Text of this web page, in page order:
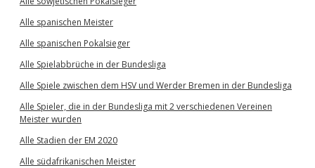
Alle spanischen Meister
Alle spanischen Pokalsieger
Alle Spielabbrüche in der Bundesliga
Alle Spiele zwischen dem HSV und Werder Bremen in der Bundesliga
Alle Spieler, die in der Bundesliga mit 2 verschiedenen Vereinen
Meister wurden
Alle Stadien der EM 2020
Alle südafrikanischen Meister